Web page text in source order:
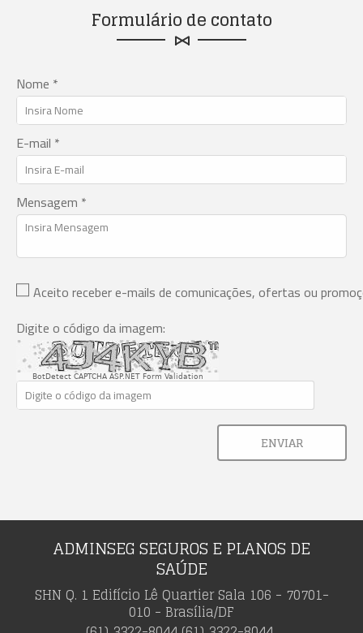
Formulário de contato
Nome *
E-mail *
Mensagem *
Aceito receber e-mails de comunicações, ofertas ou
Digite o código da imagem:
BotDetect CAPTCHA ASP.NET Form Validation
ENVIAR
ADMINSEG SEGUROS E PLANOS DE
SAÚDE
SHN Q. 1 Edifício Lê Quartier Sala 106 - 70701-
010 - Brasília/DF